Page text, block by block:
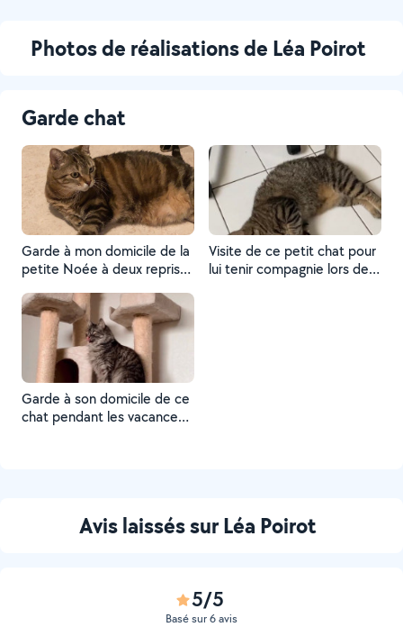
Photos de réalisations de Léa Poirot
Garde chat
Garde à mon domicile de la
petite Noée à deux reprises
Visite de ce petit chat pour
lui tenir compagnie lors de
Garde à son domicile de ce
chat pendant les vacances
Avis laissés sur Léa Poirot
5/5
Basé sur 6 avis